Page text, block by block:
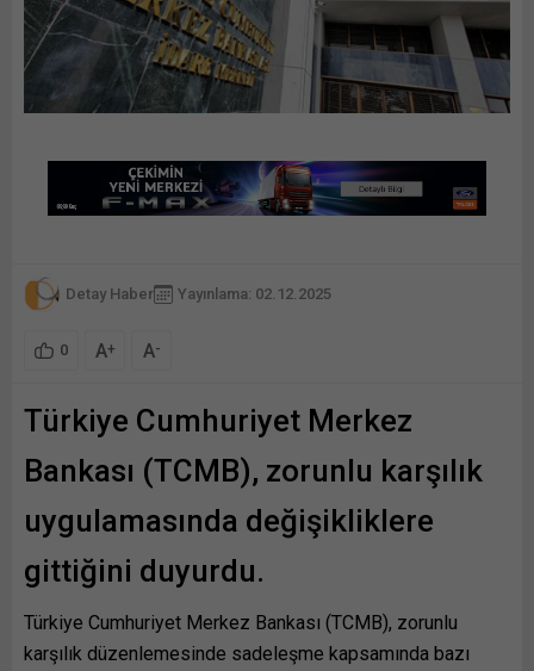
Detay Haber Yayınlama: 02.12.2025
0 A+ A-
Türkiye Cumhuriyet Merkez
Bankası (TCMB), zorunlu karşılık
uygulamasında değişikliklere
gittiğini duyurdu.
Türkiye Cumhuriyet Merkez Bankası (TCMB), zorunlu
karşılık düzenlemesinde sadeleşme kapsamında bazı